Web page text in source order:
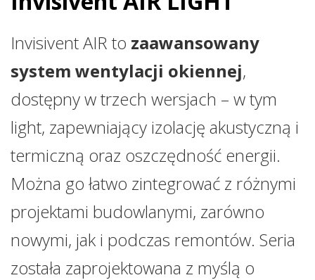
Invisivent AIR to zaawansowany
system wentylacji okiennej,
dostępny w trzech wersjach – w tym
light, zapewniający izolację akustyczną i
termiczną oraz oszczędność energii.
Można go łatwo zintegrować z różnymi
projektami budowlanymi, zarówno
nowymi, jak i podczas remontów. Seria
została zaprojektowana z myślą o